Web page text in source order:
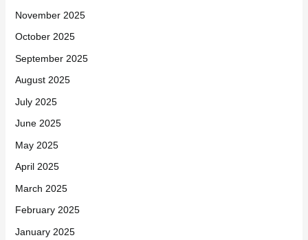
November 2025
October 2025
September 2025
August 2025
July 2025
June 2025
May 2025
April 2025
March 2025
February 2025
January 2025